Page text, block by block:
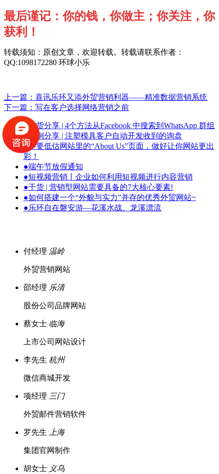
最后谨记：你的钱，你做主；你关注，你
获利！
转载须知：原创文章，欢迎转载。转载请联系作者：
QQ:1098172280 环球小乐
上一篇：喜讯乐环又添外贸营销利器——精准数据营销系统
下一篇：写在客户选择网络营销之前
●干货分享 | 4个方法从Facebook 中搜索到WhatsApp 群组
●
案例分享 | 注塑模具客户自动开发收到的询盘
●不要低估网站里的“About Us”页面，做好让你网站更出
彩！
●端午节放假通知
●短视频营销丨企业如何利用短视频进行内容营销
●干货 | 营销型网站需要具备的7大核心要素!
●如何搭建一个“外貌与实力”并存的优秀外贸网站~
●乐环自在磐安游—花溪水战、龙溪漂流
付经理 温岭
外贸营销网站
邵经理 乐清
股份公司品牌网站
蔡女士 临海
上市公司网站设计
李先生 杭州
微信商城开发
项经理 三门
外贸邮件营销软件
罗先生 上海
集团官网制作
胡女士 义乌